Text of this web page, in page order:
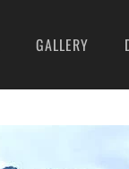
GALLERY